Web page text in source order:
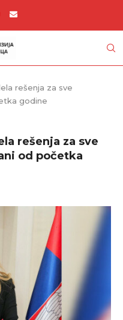
rešenja za sve
godine
rešenja za sve
od početka